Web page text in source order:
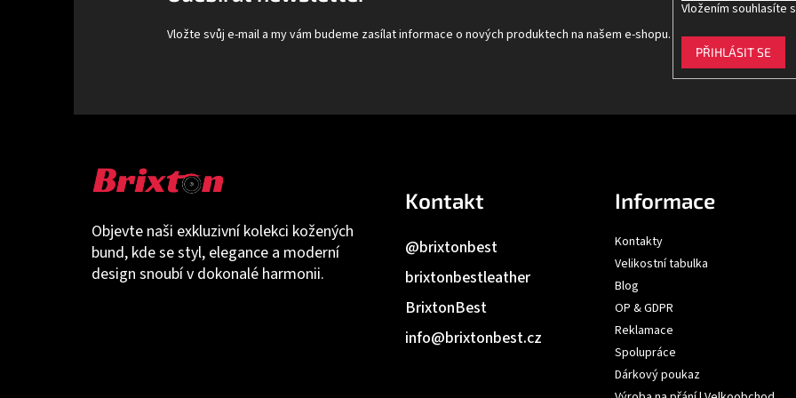
Objevte naši exkluzivní kolekci kožených
bund, kde se styl, elegance a moderní
design snoubí v dokonalé harmonii.
Kontakt
info@brixtonbest.cz
BrixtonBest
brixtonbestleather
@brixtonbest
Informace
Kontakty
Velikostní tabulka
Blog
OP & GDPR
Reklamace
Spolupráce
Dárkový poukaz
Vložte svůj e-mail a my vám budeme zasílat informace o nových produktech na našem e-shopu.
Vložením souhlasíte
PŘIHLÁSIT SE